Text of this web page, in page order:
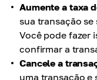
Aumente a taxa
sua transação
Você pode fazer
confirmar a
Cancele a
uma transação e